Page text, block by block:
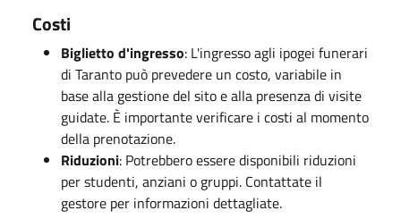
Costi
Biglietto d'ingresso: L'ingresso agli ipogei funerari
di Taranto può prevedere un costo, variabile in
base alla gestione del sito e alla presenza di visite
guidate. È importante verificare i costi al momento
della prenotazione.
Riduzioni: Potrebbero essere disponibili riduzioni
per studenti, anziani o gruppi. Contattate il
gestore per informazioni dettagliate.